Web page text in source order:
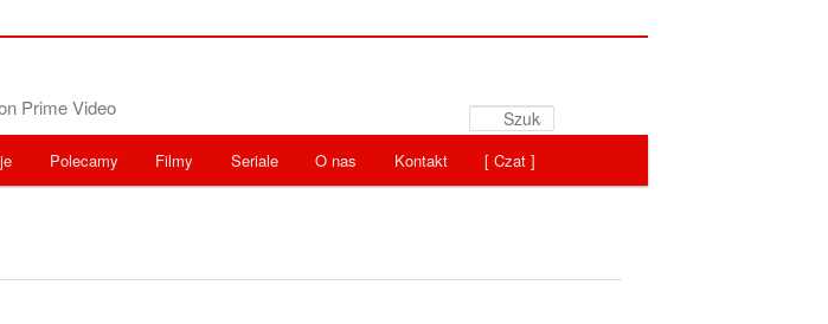
Prime Video
[ Czat ]
Kontakt
O nas
Seriale
Filmy
Polecamy